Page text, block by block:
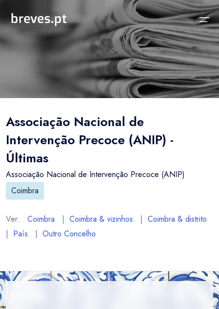
Notícias
Concelhos Vizinhos
Distrito
País
Temas
Sobre
Funcionalidades
As nossas Fontes
Perguntas Frequentes
Contactos
Associação Nacional de
Intervenção Precoce (ANIP) -
Últimas
Associação Nacional de Intervenção Precoce (ANIP)
Coimbra
Ver: Coimbra | Coimbra & vizinhos | Coimbra & distrito
| País | Outro Concelho